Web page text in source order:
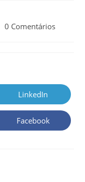
0 Comentários
LinkedIn
Facebook